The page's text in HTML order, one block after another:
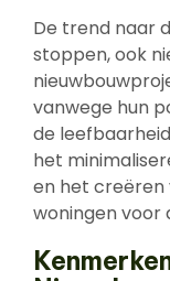
De trend naar
stoppen, ook
vanwege hun
de
het
en het creëren
woningen voor